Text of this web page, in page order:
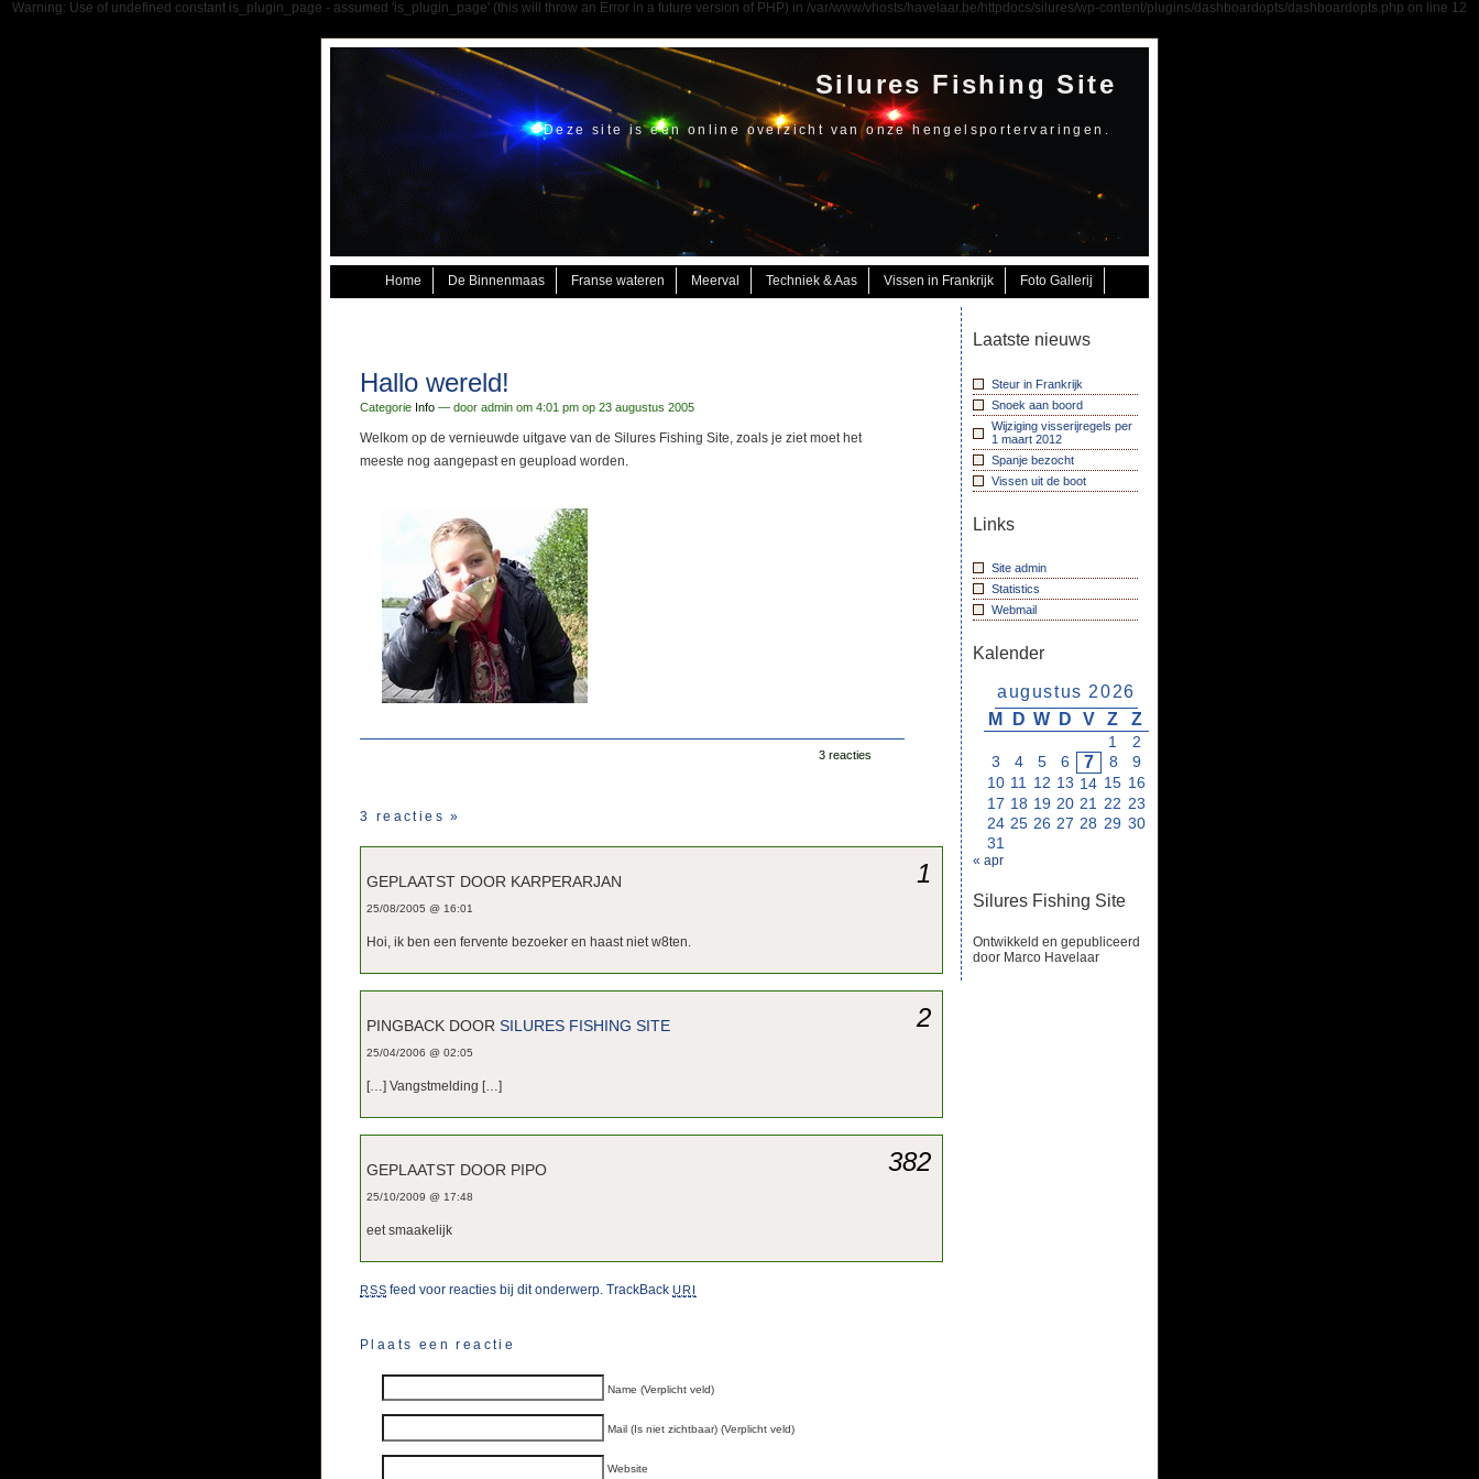
Warning: Use of undefined constant is_plugin_page - assumed 'is_plugin_page' (this will throw an Error in a future version of PHP) in /var/www/vhosts/havelaar.be/httpdocs/silures/wp-content/plugins/dashboardopts/dashboardopts.php on line 12
Silures Fishing Site
Deze site is een online overzicht van onze hengelsportervaringen.
Home De Binnenmaas Franse wateren Meerval Techniek & Aas Vissen in Frankrijk Foto Gallerij
Hallo wereld!
Categorie Info — door admin om 4:01 pm op 23 augustus 2005
Welkom op de vernieuwde uitgave van de Silures Fishing Site, zoals je ziet moet het
meeste nog aangepast en geupload worden.
3 reacties
3 reacties»
1
GEPLAATST DOOR KARPERARJAN
25/08/2005 @ 16:01
Hoi, ik ben een fervente bezoeker en haast niet w8ten.
2
PINGBACK DOOR SILURES FISHING SITE
25/04/2006 @ 02:05
[…] Vangstmelding […]
382
GEPLAATST DOOR PIPO
25/10/2009 @ 17:48
eet smaakelijk
RSS feed voor reacties bij dit onderwerp. TrackBackURI
Plaats een reactie
Name (Verplicht veld)
Mail (Is niet zichtbaar) (Verplicht veld)
Website
Laatste nieuws
Steur in Frankrijk
Snoek aan boord
Wijziging visserijregels per
1 maart 2012
Spanje bezocht
Vissen uit de boot
Links
Site admin
Statistics
Webmail
Kalender
augustus 2026
M
D W D V Z Z
1
2
3
4 5 6 7 8
9
10 11 12 13 14 15 16
17 18 19 20 21 22 23
24 25 26 27 28 29 30
31
« apr
Silures Fishing Site
Ontwikkeld en gepubliceerd
door Marco Havelaar